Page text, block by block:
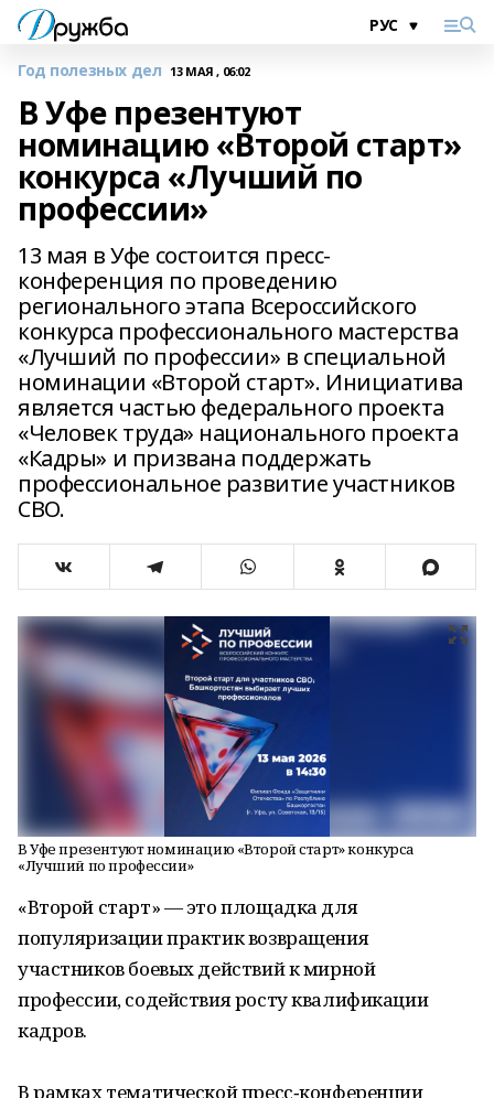
Год полезных дел 13 МАЯ , 06:02
В Уфе презентуют
номинацию «Второй старт»
конкурса «Лучший по
профессии»
13 мая в Уфе состоится пресс-
конференция по проведению
регионального этапа Всероссийского
конкурса профессионального мастерства
«Лучший по профессии» в специальной
номинации «Второй старт». Инициатива
является частью федерального проекта
«Человек труда» национального проекта
«Кадры» и призвана поддержать
профессиональное развитие участников
СВО.
В Уфе презентуют номинацию «Второй старт» конкурса
«Лучший по профессии»
«Второй старт» — это площадка для
популяризации практик возвращения
участников боевых действий к мирной
профессии, содействия росту квалификации
кадров.
В рамках тематической пресс‑конференции